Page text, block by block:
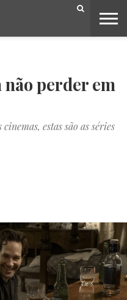
não perder em
estas são as séries